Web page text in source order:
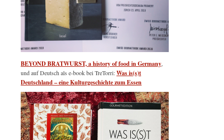
BEYOND BRATWURST, a history of food in Germany
und auf Deutsch als e-book bei TreTorri:Was is(s)t
Deutschland – eine Kulturgeschichte zum Essen